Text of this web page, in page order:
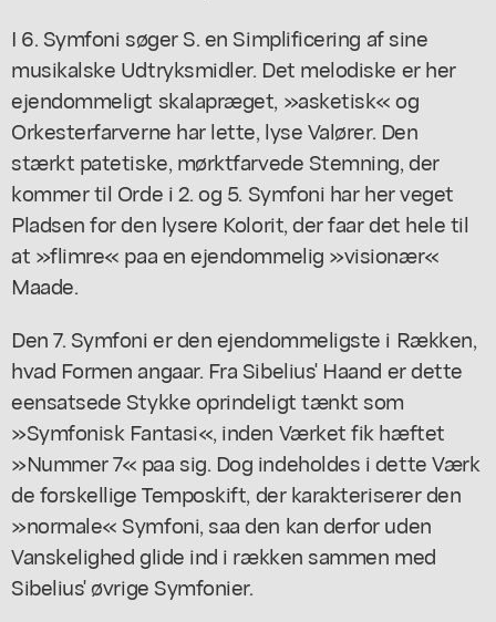
I 6. Symfoni søger S. en Simplificering af sine
musikalske Udtryksmidler. Det melodiske er her
ejendommeligt skalapræget, »asketisk« og
Orkesterfarverne har lette, lyse Valører. Den
stærkt patetiske, mørktfarvede Stemning, der
kommer til Orde i 2. og 5. Symfoni har her veget
Pladsen for den lysere Kolorit, der faar det hele til
at »flimre« paa en ejendommelig »visionær«
Maade.
Den 7. Symfoni er den ejendommeligste i Rækken,
hvad Formen angaar. Fra Sibelius' Haand er dette
eensatsede Stykke oprindeligt tænkt som
»Symfonisk Fantasi«, inden Værket fik hæftet
»Nummer 7« paa sig. Dog indeholdes i dette Værk
de forskellige Temposkift, der karakteriserer den
»normale« Symfoni, saa den kan derfor uden
Vanskelighed glide ind i rækken sammen med
Sibelius' øvrige Symfonier.